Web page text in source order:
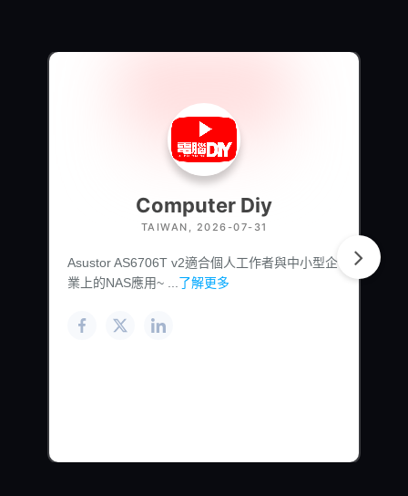
Computer Diy
TAIWAN, 2026-07-31
Asustor AS6706T v2適合個人工作者與中小型企
業上的NAS應用~ ... 了解更多